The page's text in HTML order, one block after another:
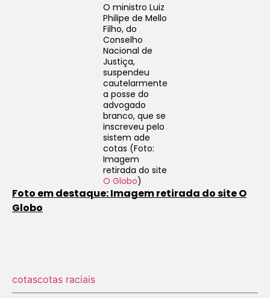
O ministro Luiz
Philipe de Mello
Filho, do
Conselho
Nacional de
Justiça,
suspendeu
cautelarmente
a posse do
advogado
branco, que se
inscreveu pelo
sistem ade
cotas (Foto:
Imagem
retirada do site
O Globo)
Foto em destaque: Imagem retirada do site O
Globo
cotascotas raciais